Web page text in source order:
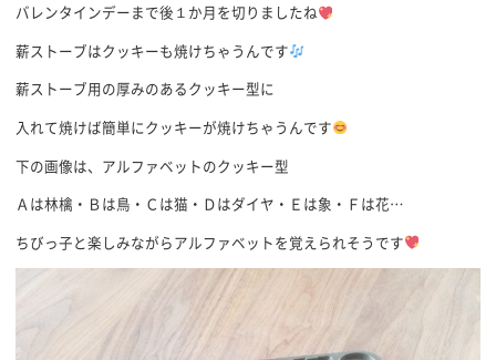
バレンタインデーまで後１か月を切りましたね
薪ストーブはクッキーも焼けちゃうんです
薪ストーブ用の厚みのあるクッキー型に
入れて焼けば簡単にクッキーが焼けちゃうんです
下の画像は、アルファベットのクッキー型
Ａは林檎・Ｂは鳥・Ｃは猫・Ｄはダイヤ・Ｅは象・Ｆは花…
ちびっ子と楽しみながらアルファベットを覚えられそうです